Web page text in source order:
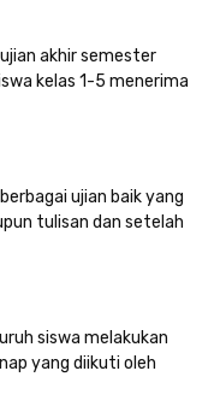
akhir semester
kelas 1-5 menerima
ujian baik yang
tulisan dan setelah
siswa melakukan
yang diikuti oleh